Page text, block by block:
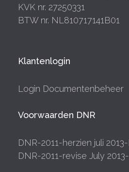
KVK nr. 27250331
BTW nr. NL810717141B01
Klantenlogin
Login Documentenbeheer
Voorwaarden DNR
DNR-2011-herzien juli 2013-
DNR-2011-revise July